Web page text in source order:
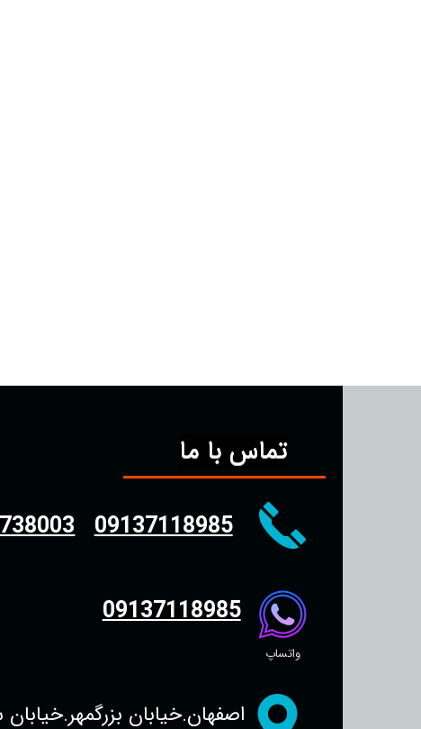
تماس با ما
واتساپ
09137118985
09137118985
اصفهان.خیابان بزرگمهر.خیابان